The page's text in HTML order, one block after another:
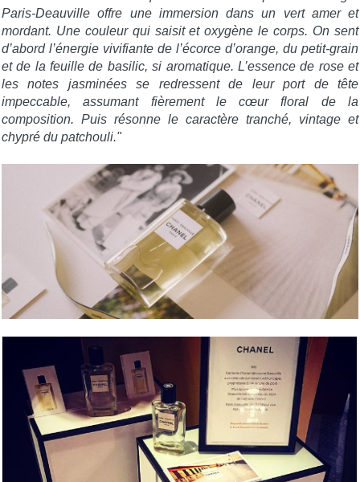
Paris-Deauville offre une immersion dans un vert amer et
mordant. Une couleur qui saisit et oxygène le corps. On sent
d’abord l’énergie vivifiante de l’écorce d’orange, du petit-grain
et de la feuille de basilic, si aromatique. L’essence de rose et
les notes jasminées se redressent de leur port de tête
impeccable, assumant fièrement le cœur floral de la
composition. Puis résonne le caractère tranché, vintage et
chypré du patchouli."